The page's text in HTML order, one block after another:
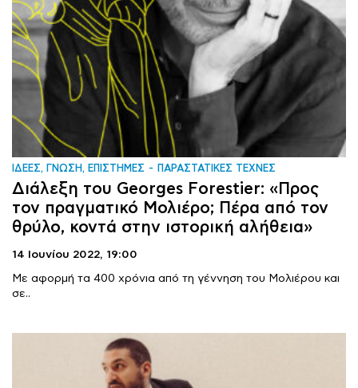
ΙΔΕΕΣ, ΓΝΩΣΗ, ΕΠΙΣΤΗΜΕΣ ΠΑΡΑΣΤΑΤΙΚΕΣ ΤΕΧΝΕΣ
Διάλεξη του Georges Forestier: «Προς
τον πραγματικό Μολιέρο; Πέρα από τον
θρύλο, κοντά στην ιστορική αλήθεια»
14 Ιουνίου 2022, 19:00
Με αφορμή τα 400 χρόνια από τη γέννηση του Μολιέρου και
σε..